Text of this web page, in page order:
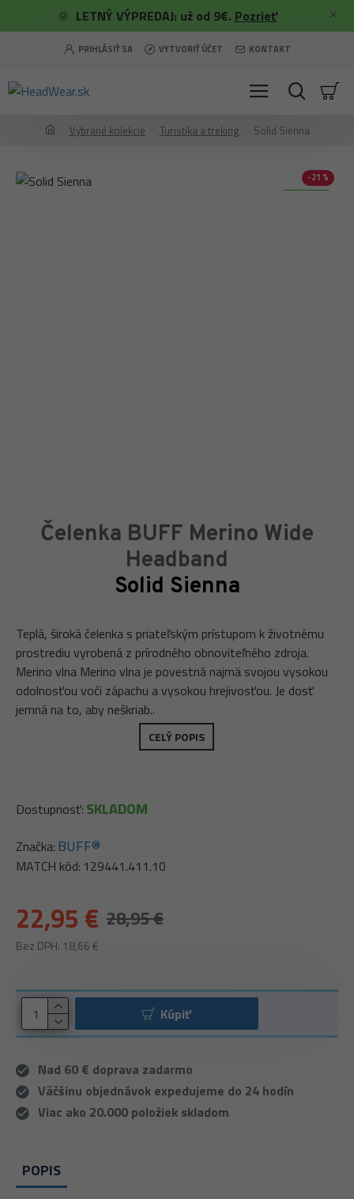
🌞 LETNÝ VÝPREDAJ: už od 9€. Pozrieť
PRIHLÁSIŤ SA VYTVORIŤ ÚČET KONTAKT
Vybrané kolekcie Turistika a treking Solid Sienna
-21 %
Čelenka BUFF Merino Wide
Headband
Solid Sienna
Teplá, široká čelenka s priateľským prístupom k životnému
prostrediu vyrobená z prírodného obnoviteľného zdroja.
Merino vlna Merino vlna je povestná najmä svojou vysokou
odolnosťou voči zápachu a vysokou hrejivosťou. Je dosť
jemná na to, aby neškriab..
CELÝ POPIS
22,95 € 28,95 €
Bez DPH: 18,66 €
Dostupnosť: SKLADOM
Značka: BUFF®
MATCH kód: 129441.411.10
Kúpiť
Nad 60 € doprava zadarmo
Väčšinu objednávok expedujeme do 24 hodín
Viac ako 20.000 položiek skladom
POPIS